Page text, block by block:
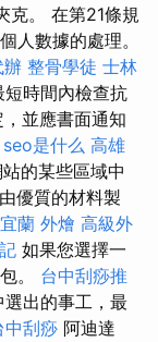
克。 在第21條規
人數據的處理。
辦 整骨學徒 士林
時間內檢查抗
並應書面通知
seo是什么 高雄
的某些區域中
優質的材料製
宜蘭 外燴 高級外
如果您選擇一
。 台中刮痧推
出的事工，最
中刮痧 阿迪達